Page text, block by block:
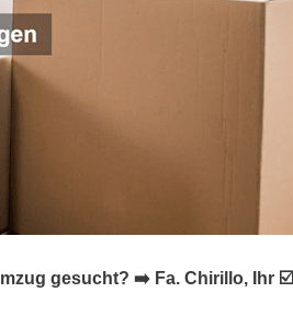
gesucht? ➡️ Fa. Chirillo, Ihr ☑️